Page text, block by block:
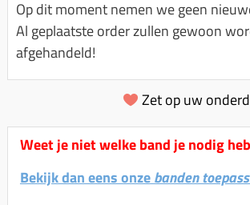
Spanningsregelaar
Toerenbegrenzer
Remlichtschakelaar
Led verlichting
Luchtfilter (delen)
Luchtfilter deksel
Motor blokken
Membraan (delen)
Motorblok (delen)
Vlotterbak pakking
Km teller kabel
Kickstart deksel
Kickstartpedaal
Schokbrekers
Spiegels
Kinderzitje (scooter)
Olie-onderhoudsmiddelen
Scooterhoezen
Scooter Kleding
Op dit moment nemen we geen
Al geplaatste order zullen gewoon
afgehandeld!
Zet op uw
Weet je niet welke band je nodig
Bekijk dan eens onzebanden